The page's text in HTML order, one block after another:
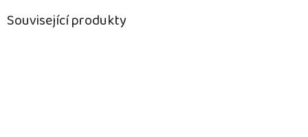
Související produkty